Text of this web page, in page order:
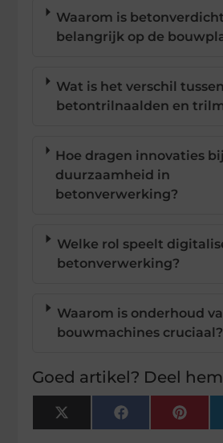
Waarom is
belangrijk op de
Wat is het verschil tussen
betontrilnaalden en
Hoe dragen innovaties
duurzaamheid in
betonverwerking?
Welke rol speelt
betonverwerking?
Waarom is onderhoud
bouwmachines cruciaal?
Goed artikel? Deel
X
(Twitter)
Facebook